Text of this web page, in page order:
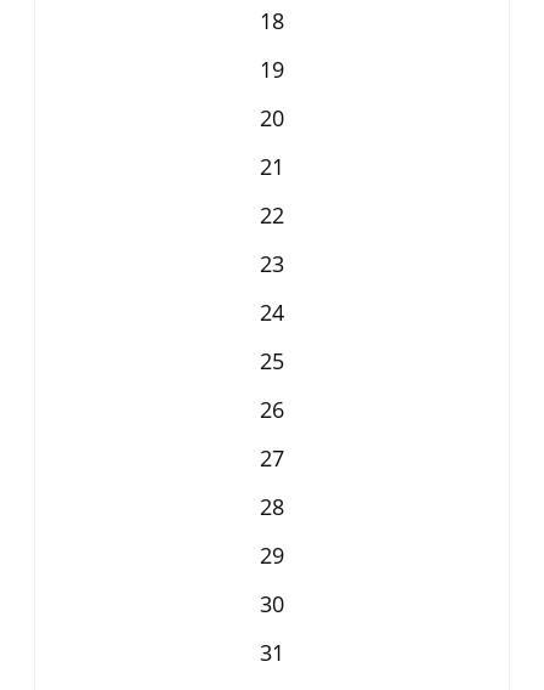
18
19
20
21
22
23
24
25
26
27
28
29
30
31